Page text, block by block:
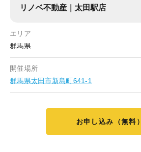
リノベ不動産｜太田駅店
エリア
群馬県
開催場所
群馬県太田市新島町641-1
お申し込み（無料）